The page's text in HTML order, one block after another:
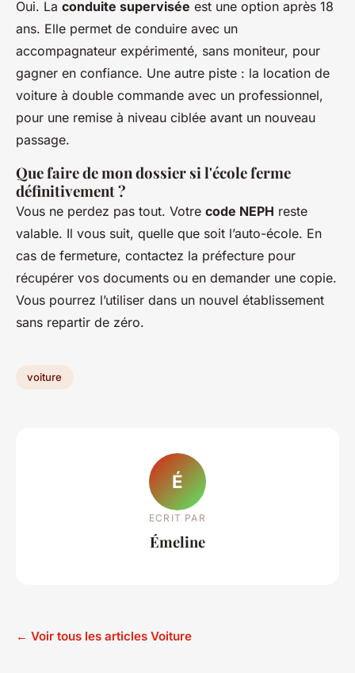
Oui. La conduite supervisée est une option après 18
ans. Elle permet de conduire avec un
accompagnateur expérimenté, sans moniteur, pour
gagner en confiance. Une autre piste : la location de
voiture à double commande avec un professionnel,
pour une remise à niveau ciblée avant un nouveau
passage.
Que faire de mon dossier si l'école ferme
définitivement ?
Vous ne perdez pas tout. Votre code NEPH reste
valable. Il vous suit, quelle que soit l’auto-école. En
cas de fermeture, contactez la préfecture pour
récupérer vos documents ou en demander une copie.
Vous pourrez l’utiliser dans un nouvel établissement
sans repartir de zéro.
voiture
É
ECRIT PAR
Émeline
← Voir tous les articles Voiture